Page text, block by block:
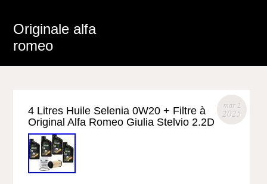
Originale alfa
romeo
mar 2
2025
4 Litres Huile Selenia 0W20 + Filtre à
Original Alfa Romeo Giulia Stelvio 2.2D